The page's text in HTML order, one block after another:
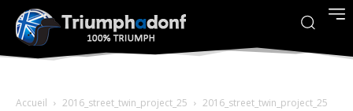
Accueil 2016_street_twin_project_25 2016_street_twin_project_25